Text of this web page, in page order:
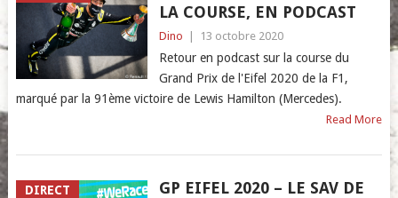
LA COURSE, EN PODCAST
Dino 13 octobre 2020
Retour en podcast sur la course du
Grand Prix de l'Eifel 2020 de la F1,
marqué par la 91ème victoire de Lewis Hamilton (Mercedes).
Read More
DIRECT
GP EIFEL 2020 – LE SAV DE